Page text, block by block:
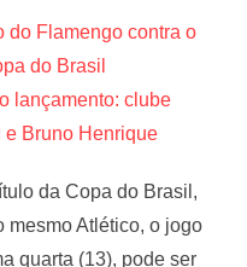
do Flamengo contra o
do Brasil
lançamento: clube
Bruno Henrique
da Copa do Brasil,
mesmo Atlético, o jogo
quarta (13), pode ser